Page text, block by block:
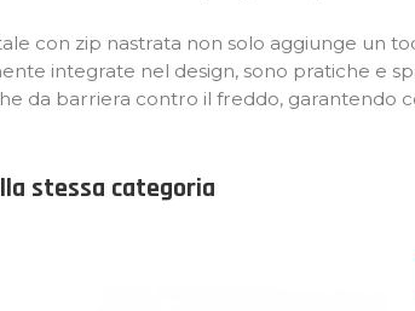
con zip nastrata non solo aggiunge un
integrate nel design, sono pratiche e
da barriera contro il freddo, garantendo
stessa categoria